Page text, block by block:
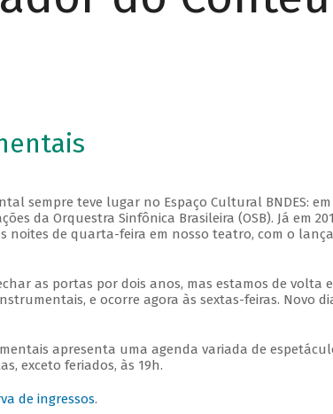
sempre teve lugar no Espaço Cultural BNDES: em
da Orquestra Sinfônica Brasileira (OSB). Já em
noites de quarta-feira em nosso teatro, com o
as portas por dois anos, mas estamos de volta
e ocorre agora às sextas-feiras. Novo
apresenta uma agenda variada de
exceto feriados, às 19h.
de ingressos.